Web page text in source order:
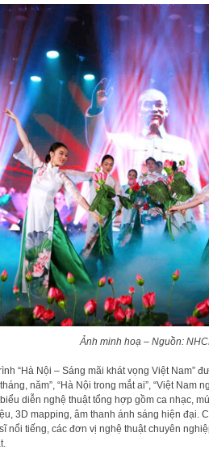
Ảnh minh hoạ – Nguồn:
“Hà Nội – Sáng mãi khát vọng Việt Nam”
năm”, “Hà Nội trong mắt ai”, “Việt Nam
diễn nghệ thuật tổng hợp gồm ca nhạc,
3D mapping, âm thanh ánh sáng hiện đại.
nổi tiếng, các đơn vị nghệ thuật chuyên